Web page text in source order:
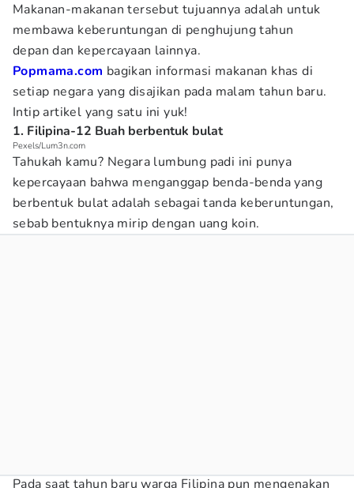
Makanan-makanan tersebut tujuannya adalah untuk
membawa keberuntungan di penghujung tahun
depan dan kepercayaan lainnya.
Popmama.com bagikan informasi makanan khas di
setiap negara yang disajikan pada malam tahun baru.
Intip artikel yang satu ini yuk!
1. Filipina-12 Buah berbentuk bulat
Pexels/Lum3n.com
Tahukah kamu? Negara lumbung padi ini punya
kepercayaan bahwa menganggap benda-benda yang
berbentuk bulat adalah sebagai tanda keberuntungan,
sebab bentuknya mirip dengan uang koin.
Pada saat tahun baru warga Filipina pun mengenakan